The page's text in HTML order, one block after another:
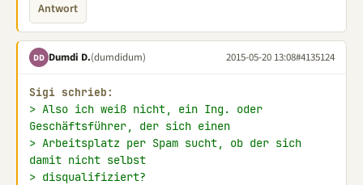
Antwort
DD Dumdi D.(dumdidum) 2015-05-20 13:08#4135124
Sigi schrieb:
> Also ich weiß nicht, ein Ing. oder
Geschäftsführer, der sich einen
> Arbeitsplatz per Spam sucht, ob der sich
damit nicht selbst
> disqualifiziert?